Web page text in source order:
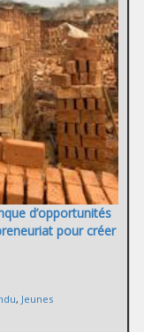
d’opportunités
pour créer
, Jeunes